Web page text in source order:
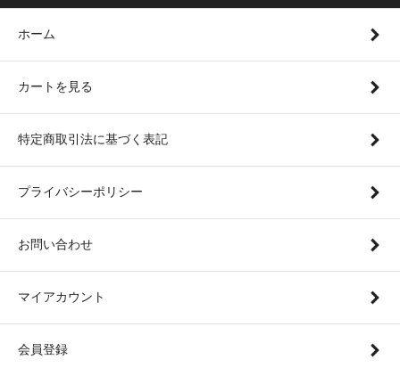
ホーム
カートを見る
特定商取引法に基づく表記
プライバシーポリシー
お問い合わせ
マイアカウント
会員登録